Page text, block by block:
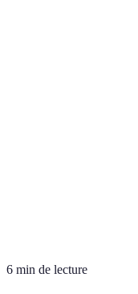
6 min de lecture